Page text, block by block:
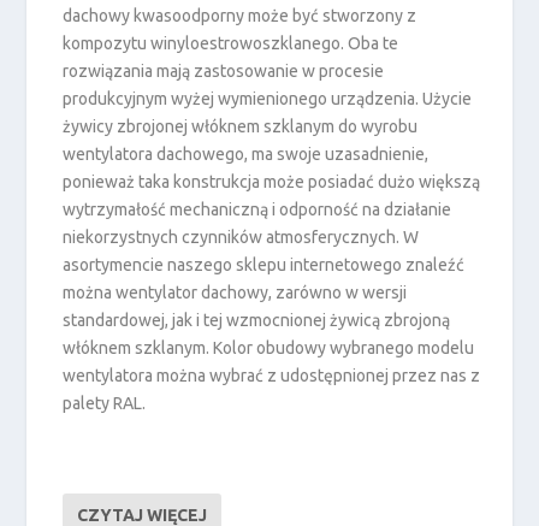
dachowy kwasoodporny może być stworzony z
kompozytu winyloestrowoszklanego. Oba te
rozwiązania mają zastosowanie w procesie
produkcyjnym wyżej wymienionego urządzenia. Użycie
żywicy zbrojonej włóknem szklanym do wyrobu
wentylatora dachowego, ma swoje uzasadnienie,
ponieważ taka konstrukcja może posiadać dużo większą
wytrzymałość mechaniczną i odporność na działanie
niekorzystnych czynników atmosferycznych. W
asortymencie naszego sklepu internetowego znaleźć
można wentylator dachowy, zarówno w wersji
standardowej, jak i tej wzmocnionej żywicą zbrojoną
włóknem szklanym. Kolor obudowy wybranego modelu
wentylatora można wybrać z udostępnionej przez nas z
palety RAL.
CZYTAJ WIĘCEJ